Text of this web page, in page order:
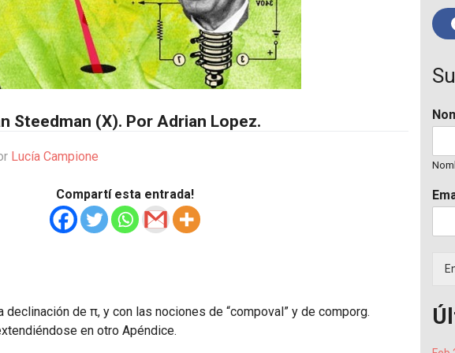
Steedman (X). Por Adrian Lopez.
Lucía Campione
Compartí esta entrada!
declinación de π, y con las nociones de “compoval” y de comporg.
en otro Apéndice.